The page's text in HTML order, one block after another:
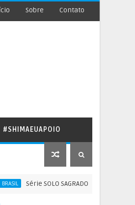
Sobre Contato
#SHIMAEUAPOIO
Série SOLO SAGRADO DO BRASIL - ARTIGO